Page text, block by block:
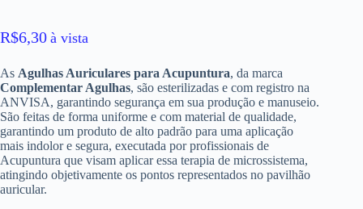
R$6,30 à vista
As Agulhas Auriculares para Acupuntura, da marca
Complementar Agulhas, são esterilizadas e com registro na
ANVISA, garantindo segurança em sua produção e manuseio.
São feitas de forma uniforme e com material de qualidade,
garantindo um produto de alto padrão para uma aplicação
mais indolor e segura, executada por profissionais de
Acupuntura que visam aplicar essa terapia de microssistema,
atingindo objetivamente os pontos representados no pavilhão
auricular.